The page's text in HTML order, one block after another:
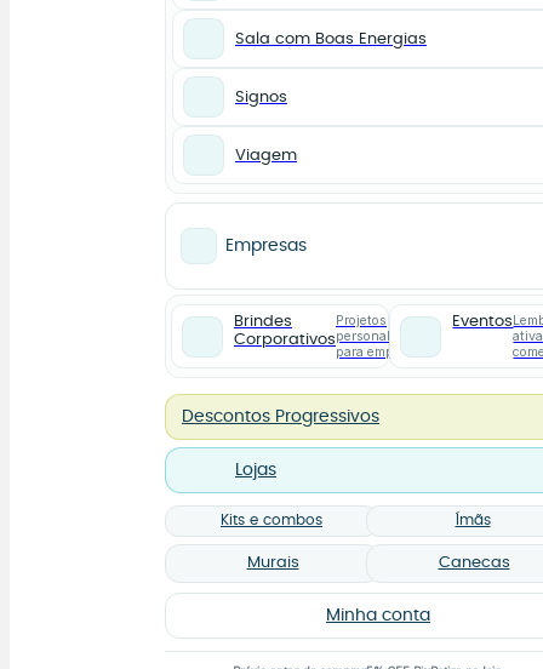
Sala com Boas Energias
Signos
Viagem
Empresas
Brindes
Corporativos
Projetos
personalizados
para empresas
Eventos
Descontos Progressivos
Lojas
Kits e combos Ímãs
Murais Canecas
Minha conta